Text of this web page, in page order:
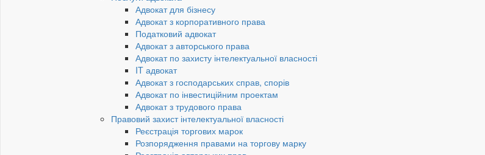
Адвокат для бізнесу
Адвокат з корпоративного права
Податковий адвокат
Адвокат з авторського права
Адвокат по захисту інтелектуальної власності
IT адвокат
Адвокат з господарських справ, спорів
Адвокат по інвестиційним проектам
Адвокат з трудового права
Правовий захист інтелектуальної власності
Реєстрація торгових марок
Розпорядження правами на торгову марку